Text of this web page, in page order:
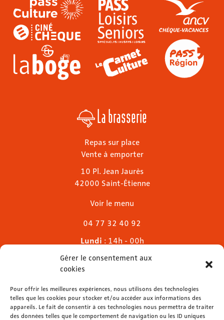
Gérer le consentement aux
cookies
Pour offrir les meilleures expériences, nous utilisons des technologies
telles que les cookies pour stocker et/ou accéder aux informations des
appareils. Le fait de consentir à ces technologies nous permettra de traiter
des données telles que le comportement de navigation ou les ID uniques
La brasserie
Repas sur place
Vente à emporter
10 Pl. Jean Jaurès
42000 Saint-Étienne
Voir le menu
04 77 32 40 92
Lundi : 14h - 00h
Mardi & mercredi : 11h - 00h30
Jeudi
Dimanche: 11h - 00h